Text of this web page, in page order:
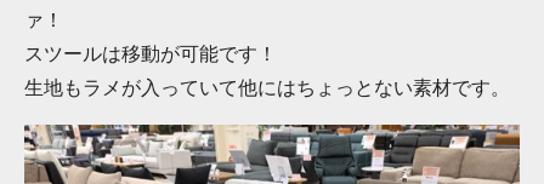
ァ！
スツールは移動が可能です！
生地もラメが入っていて他にはちょっとない素材です。